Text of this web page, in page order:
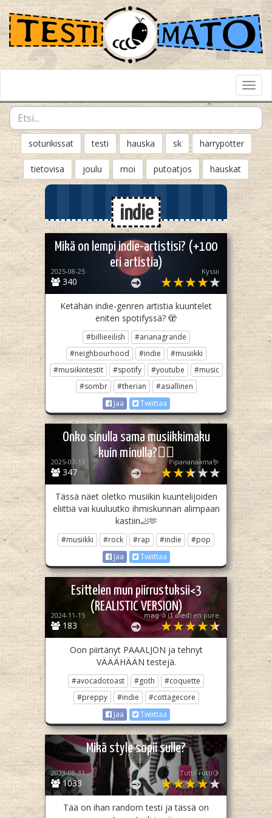
soturikissat testi hauska sk harrypotter
tietovisa joulu moi putoatjos hauskat
indie
Mikä on lempi indie-artistisi? (+100
eri artistia)
340
2025-08-25 Kyssii
Ketähän indie-genren artistia kuuntelet
eniten spotifyssä? 🫣
#billieeilish
#arianagrande
#neighbourhood
#indie
#musiikki
#musiikintestit
#spotify #youtube
#music
#sombr
#therian
#asiallinen
Jaa
Twiittaa
Onko sinulla sama musiikkimaku
kuin minulla?💁‍♂️
347
2025-07-13 Pipananaama🪱
Tässä näet oletko musiikin kuuntelijoiden
eliittiä vai kuuluutko ihmiskunnan alimpaan
kastiin🦶🫶
#musiikki #rock #rap #indie
#pop
Jaa
Twiittaa
Esittelen mun piirrustuksii<3
(REALISTIC VERSION)
183
2024-11-15 𝗆𝖺𝗀 ✰ (𝖨 𝖽𝗂𝖾𝖽) en pure
Oon piirtänyt PAAALJON ja tehnyt
VÄÄÄHÄÄN testejä.
#avocadotoast #goth
#coquette
#preppy
#indie
#cottagecore
Jaa
Twiittaa
Mikä style sopii sulle?
1033
2023-08-31 TuttiFrutti🍋
Tää on ihan random testi ja tässä on